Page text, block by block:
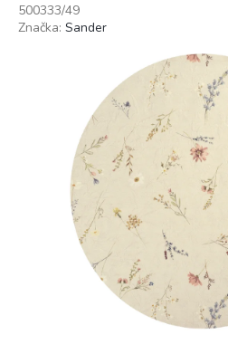
500333/49
Značka: Sander